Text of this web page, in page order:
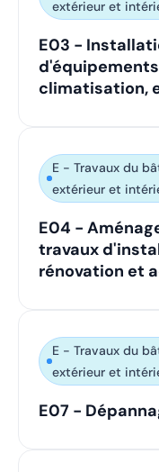
extérieur et
E03 -
climatisation,
E - Travaux du
extérieur et
E04 -
travaux
rénovation et
E - Travaux du
extérieur et
E07 -